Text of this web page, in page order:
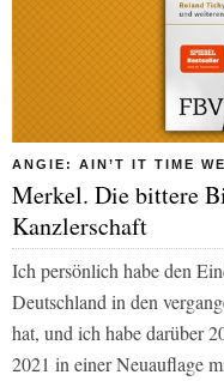
ANGIE: AIN’T IT TIME
Merkel. Die bittere
Kanzlerschaft
Ich persönlich habe den
Deutschland in den
hat, und ich habe darüber
2021 in einer Neuauflage